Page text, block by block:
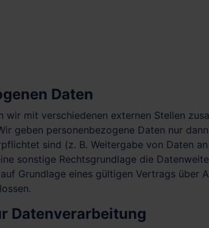
Daten
wir mit verschiedenen externen Stellen
geben personenbezogene Daten nur
sind (z. B. Weitergabe von Daten
sonstige Rechtsgrundlage die
Grundlage eines gültigen Vertrags
Datenverarbeitung